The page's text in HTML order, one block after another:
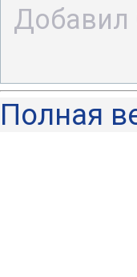
Добавил
Полная